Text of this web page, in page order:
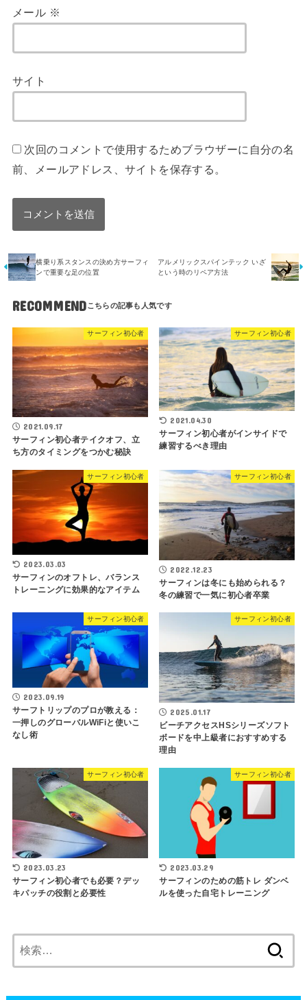
メール ※
サイト
次回のコメントで使用するためブラウザーに自分の名
前、メールアドレス、サイトを保存する。
横乗り系スタンスの決め方サーフィ
ンで重要な足の位置
アルメリックスパインテック いざ
という時のリペア方法
RECOMMEND
サーフィン初心者
2021.09.17
サーフィン初心者テイクオフ、立
ち方のタイミングをつかむ秘訣
サーフィン初心者
2021.04.30
サーフィン初心者がインサイドで
練習するべき理由
サーフィン初心者
2023.03.03
サーフィンのオフトレ、バランス
トレーニングに効果的なアイテム
サーフィン初心者
2022.12.23
サーフィンは冬にも始められる？
冬の練習で一気に初心者卒業
サーフィン初心者
2023.09.19
サーフトリップのプロが教える：
一押しのグローバルWiFiと使いこ
なし術
サーフィン初心者
2025.01.17
ビーチアクセスHSシリーズソフト
ボードを中上級者におすすめする
理由
サーフィン初心者
2023.03.23
サーフィン初心者でも必要？デッ
キパッチの役割と必要性
サーフィン初心者
2023.03.29
サーフィンのための筋トレ ダンベ
ルを使った自宅トレーニング
索: